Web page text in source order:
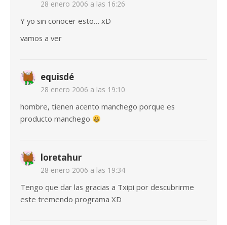
28 enero 2006 a las 16:26
Y yo sin conocer esto… xD
vamos a ver
equisdé
28 enero 2006 a las 19:10
hombre, tienen acento manchego porque es
producto manchego
loretahur
28 enero 2006 a las 19:34
Tengo que dar las gracias a Txipi por descubrirme
este tremendo programa XD